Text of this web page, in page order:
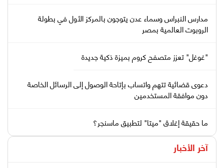
مدارس النبراس وسماء عدن يتوجون بالمركز الأول في بطولة
الروبوت العالمية بمصر
"غوغل" تعزز متصفح كروم بميزة ذكية جديدة
دعوى قضائية تتهم واتساب بإتاحة الوصول إلى الرسائل الخاصة
دون موافقة المستخدمين
ما حقيقة إغلاق "ميتا" لتطبيق ماسنجر؟
آخر الأخبار